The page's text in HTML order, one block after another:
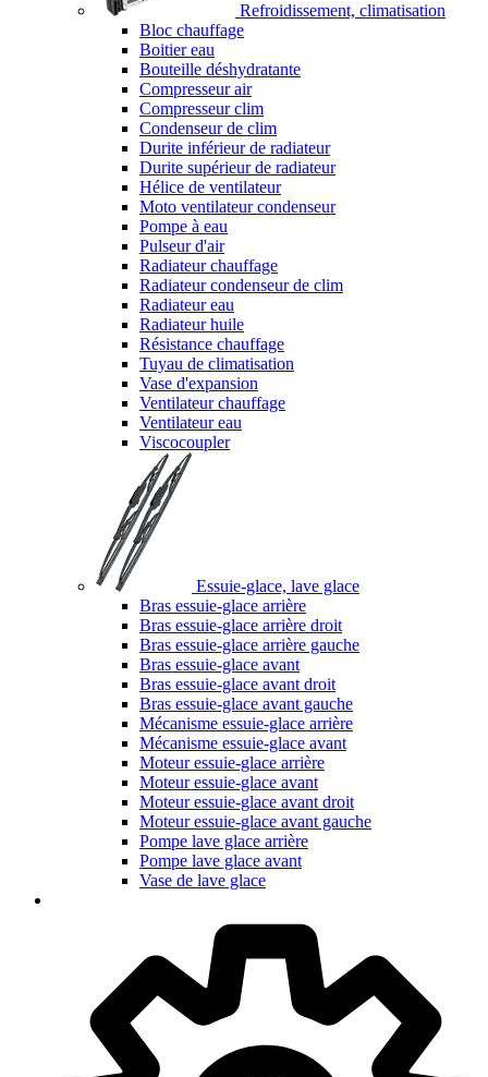
Refroidissement, climatisation
Bloc chauffage
Boitier eau
Bouteille déshydratante
Compresseur air
Compresseur clim
Condenseur de clim
Durite inférieur de radiateur
Durite supérieur de radiateur
Hélice de ventilateur
Moto ventilateur condenseur
Pompe à eau
Pulseur d'air
Radiateur chauffage
Radiateur condenseur de clim
Radiateur eau
Radiateur huile
Résistance chauffage
Tuyau de climatisation
Vase d'expansion
Ventilateur chauffage
Ventilateur eau
Viscocoupler
Essuie-glace, lave glace
Bras essuie-glace arrière
Bras essuie-glace arrière droit
Bras essuie-glace arrière gauche
Bras essuie-glace avant
Bras essuie-glace avant droit
Bras essuie-glace avant gauche
Mécanisme essuie-glace arrière
Mécanisme essuie-glace avant
Moteur essuie-glace arrière
Moteur essuie-glace avant
Moteur essuie-glace avant droit
Moteur essuie-glace avant gauche
Pompe lave glace arrière
Pompe lave glace avant
Vase de lave glace